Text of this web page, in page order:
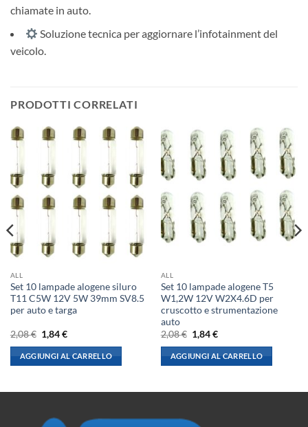
chiamate in auto.
Soluzione tecnica per aggiornare l’infotainment del
veicolo.
PRODOTTI CORRELATI
ALL
Set 10 lampade alogene siluro
T11 C5W 12V 5W 39mm SV8.5
per auto e targa
2,08€ Il
prezzo
originale
era:
2,08 €.
1,84€Il
attuale
è:
1,84 €.
AGGIUNGI AL CARRELLO
ALL
Set 10 lampade alogene T5
W1,2W 12V W2X4.6D per
cruscotto e strumentazione
auto
2,08€ Il
prezzo
originale
era:
2,08 €.
1,84€Il
attuale
è:
1,84 €.
AGGIUNGI AL CARRELLO